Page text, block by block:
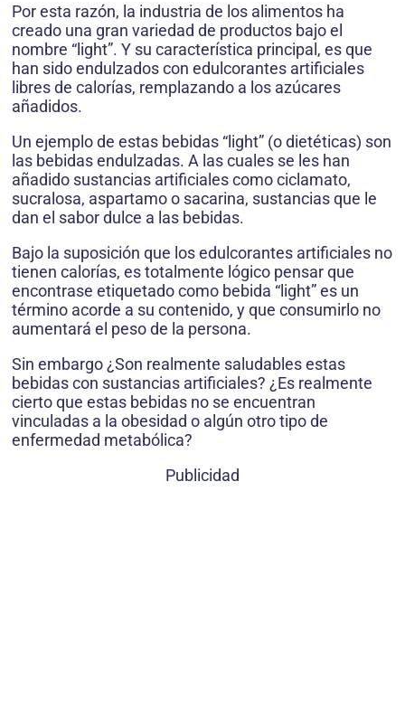
Por esta razón, la industria de los alimentos ha
creado una gran variedad de productos bajo el
nombre “light”. Y su característica principal, es que
han sido endulzados con edulcorantes artificiales
libres de calorías, remplazando a los azúcares
añadidos.
Un ejemplo de estas bebidas “light” (o dietéticas) son
las bebidas endulzadas. A las cuales se les han
añadido sustancias artificiales como ciclamato,
sucralosa, aspartamo o sacarina, sustancias que le
dan el sabor dulce a las bebidas.
Bajo la suposición que los edulcorantes artificiales no
tienen calorías, es totalmente lógico pensar que
encontrase etiquetado como bebida “light” es un
término acorde a su contenido, y que consumirlo no
aumentará el peso de la persona.
Sin embargo ¿Son realmente saludables estas
bebidas con sustancias artificiales? ¿Es realmente
cierto que estas bebidas no se encuentran
vinculadas a la obesidad o algún otro tipo de
enfermedad metabólica?
Publicidad